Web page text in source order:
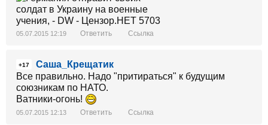
05.07.2015 12:19 Ответить Ссылка
+17
Саша_Крещатик
Все правильно. Надо "притираться" к будущим
союзникам по НАТО.
Ватники-огонь!
05.07.2015 12:13 Ответить Ссылка